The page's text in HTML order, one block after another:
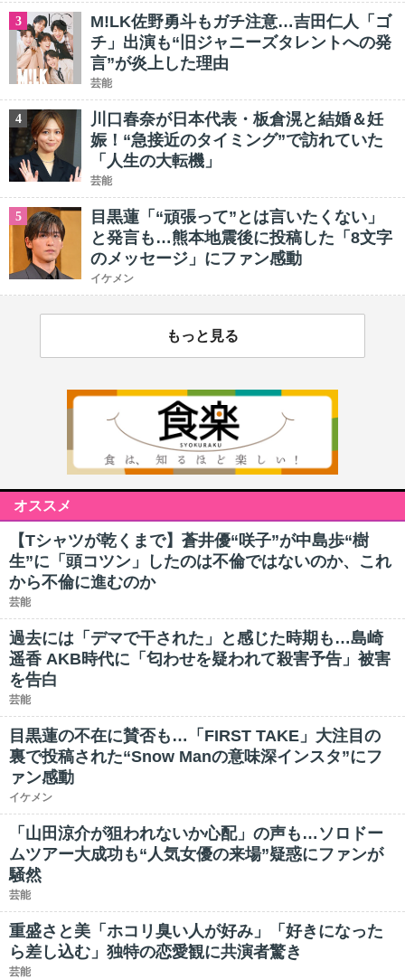
3
M!LK佐野勇斗もガチ注意…吉田仁人「ゴ
チ」出演も“旧ジャニーズタレントへの発
言”が炎上した理由
芸能
4
川口春奈が日本代表・板倉滉と結婚＆妊
娠！“急接近のタイミング”で訪れていた
「人生の大転機」
芸能
5
目黒蓮「“頑張って”とは言いたくない」
と発言も…熊本地震後に投稿した「8文字
のメッセージ」にファン感動
イケメン
もっと見る
オススメ
【Tシャツが乾くまで】蒼井優“咲子”が中島歩“樹
生”に「頭コツン」したのは不倫ではないのか、これ
から不倫に進むのか
芸能
過去には「デマで干された」と感じた時期も…島崎
遥香 AKB時代に「匂わせを疑われて殺害予告」被害
を告白
芸能
目黒蓮の不在に賛否も…「FIRST TAKE」大注目の
裏で投稿された“Snow Manの意味深インスタ”にフ
ァン感動
イケメン
「山田涼介が狙われないか心配」の声も…ソロドー
ムツアー大成功も“人気女優の来場”疑惑にファンが
騒然
芸能
重盛さと美「ホコリ臭い人が好み」「好きになった
ら差し込む」独特の恋愛観に共演者驚き
芸能